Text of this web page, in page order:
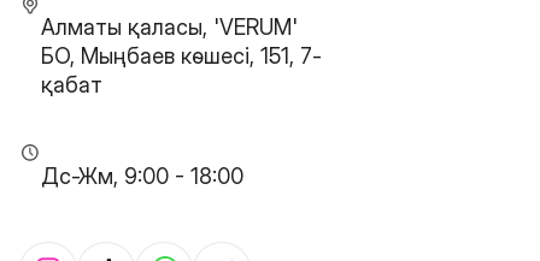
Алматы қаласы, 'VERUM'
БО, Мыңбаев көшесі, 151, 7-
қабат
Дс-Жм, 9:00 - 18:00